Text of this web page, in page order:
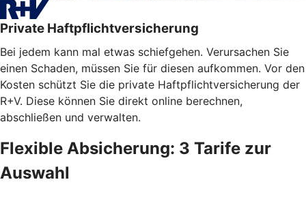
Private Haftpflichtversicherung
Bei jedem kann mal etwas schiefgehen. Verursachen Sie
einen Schaden, müssen Sie für diesen aufkommen. Vor den
Kosten schützt Sie die private Haftpflichtversicherung der
R+V. Diese können Sie direkt online berechnen,
abschließen und verwalten.
Flexible Absicherung: 3 Tarife zur
Auswahl